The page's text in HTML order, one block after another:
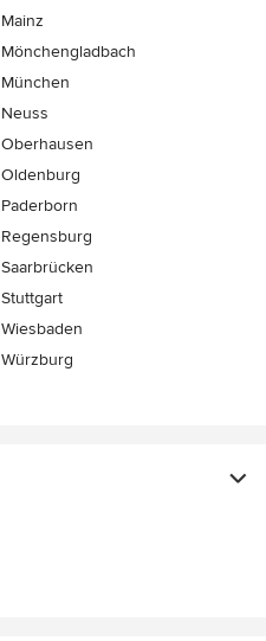
Mainz
Mönchen­gladbach
München
Neuss
Oberhausen
Oldenburg
Paderborn
Regensburg
Saarbrücken
Stuttgart
Wiesbaden
Würzburg